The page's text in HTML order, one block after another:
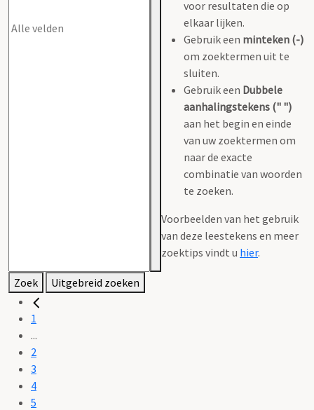
voor resultaten die op
elkaar lijken.
Gebruik een minteken (-)
om zoektermen uit te
sluiten.
Gebruik een Dubbele
aanhalingstekens (" ")
aan het begin en einde
van uw zoektermen om
naar de exacte
combinatie van woorden
te zoeken.
Voorbeelden van het gebruik
van deze leestekens en meer
zoektips vindt u hier.
Zoek Uitgebreid zoeken
1
...
2
3
4
5